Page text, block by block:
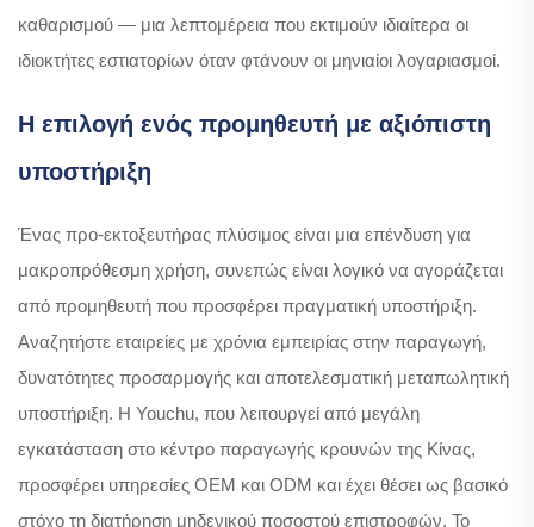
καθαρισμού — μια λεπτομέρεια που εκτιμούν ιδιαίτερα οι
ιδιοκτήτες εστιατορίων όταν φτάνουν οι μηνιαίοι λογαριασμοί.
Η επιλογή ενός προμηθευτή με αξιόπιστη
υποστήριξη
Ένας προ-εκτοξευτήρας πλύσιμος είναι μια επένδυση για
μακροπρόθεσμη χρήση, συνεπώς είναι λογικό να αγοράζεται
από προμηθευτή που προσφέρει πραγματική υποστήριξη.
Αναζητήστε εταιρείες με χρόνια εμπειρίας στην παραγωγή,
δυνατότητες προσαρμογής και αποτελεσματική μεταπωλητική
υποστήριξη. Η Youchu, που λειτουργεί από μεγάλη
εγκατάσταση στο κέντρο παραγωγής κρουνών της Κίνας,
προσφέρει υπηρεσίες OEM και ODM και έχει θέσει ως βασικό
στόχο τη διατήρηση μηδενικού ποσοστού επιστροφών. Το